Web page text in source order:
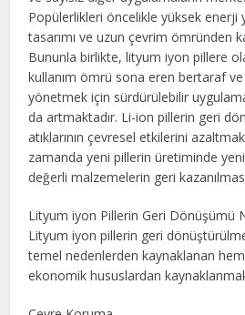
Popülerlikleri öncelikle yüksek enerji
tasarımı ve uzun çevrim ömründen
Bununla birlikte, lityum iyon pillere
kullanım ömrü sona eren bertaraf
yönetmek için sürdürülebilir
da artmaktadır. Li-ion pillerin geri
atıklarının çevresel etkilerini
zamanda yeni pillerin üretiminde
değerli malzemelerin geri
Lityum iyon Pillerin Geri Dönüşümü
Lityum iyon pillerin geri
temel nedenlerden kaynaklanan
ekonomik hususlardan